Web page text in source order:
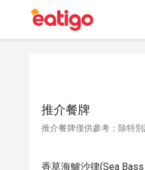
推介餐牌
推介餐牌僅供參考；除特
香草海鱸沙律(Sea